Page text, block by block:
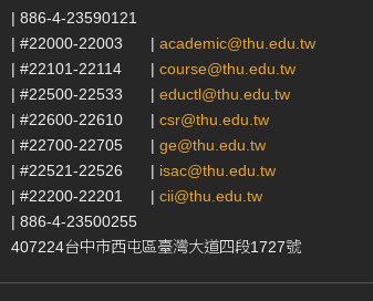
| 886-4-23590121
| #22000-22003 | academic@thu.edu.tw
| #22101-22114 | course@thu.edu.tw
| #22500-22533 | eductl@thu.edu.tw
| #22600-22610 | csr@thu.edu.tw
| #22700-22705 | ge@thu.edu.tw
| #22521-22526 | isac@thu.edu.tw
| #22200-22201 | cii@thu.edu.tw
| 886-4-23500255
407224台中市西屯區臺灣大道四段1727號